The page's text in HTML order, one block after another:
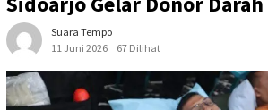
Suara Tempo
11 Juni 2026
67 Dilihat